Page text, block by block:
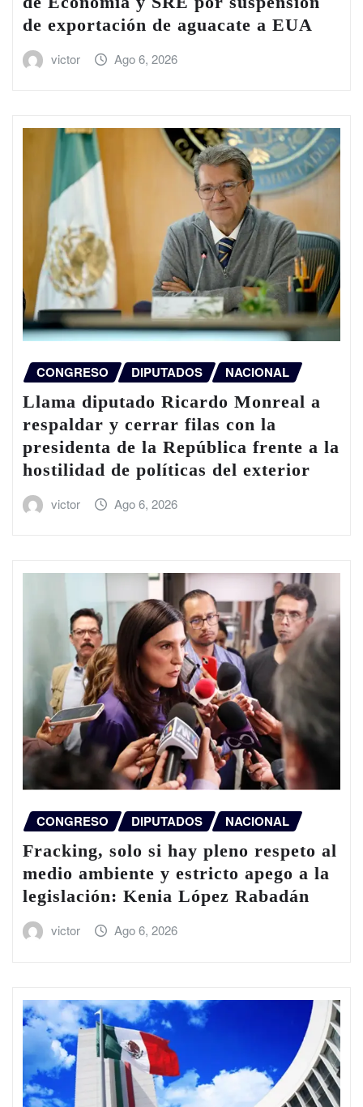
de exportación de aguacate a EUA
victor Ago 6, 2026
CONGRESO DIPUTADOS NACIONAL
Llama diputado Ricardo Monreal a
respaldar y cerrar filas con la
presidenta de la República frente a la
hostilidad de políticas del exterior
victor Ago 6, 2026
CONGRESO DIPUTADOS NACIONAL
Fracking, solo si hay pleno respeto al
medio ambiente y estricto apego a la
legislación: Kenia López Rabadán
victor Ago 6, 2026